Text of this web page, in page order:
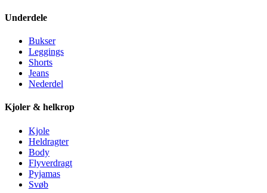
Underdele
Bukser
Leggings
Shorts
Jeans
Nederdel
Kjoler & helkrop
Kjole
Heldragter
Body
Flyverdragt
Pyjamas
Svøb